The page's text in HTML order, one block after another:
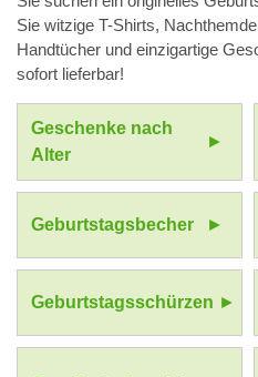
Sie witzige T-Shirts,
Handtücher und einzigartige
sofort lieferbar!
Geschenke nach
Alter
Geburtstagsbecher
Geburtstagsschürzen